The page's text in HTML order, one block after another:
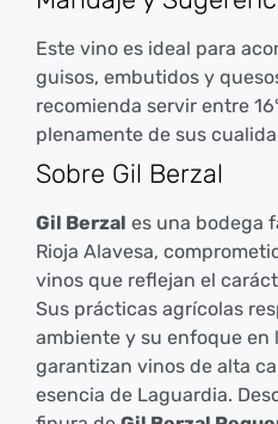
Este vino es ideal para
guisos, embutidos y
recomienda servir entre
plenamente de sus
Sobre Gil Berzal
Gil Berzal es una bodega
Rioja Alavesa,
vinos que reflejan el
Sus prácticas agrícolas
ambiente y su enfoque
garantizan vinos de alta
esencia de Laguardia.